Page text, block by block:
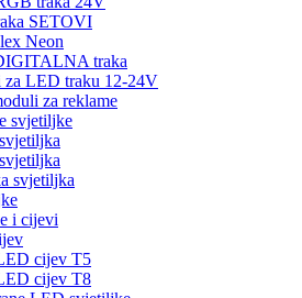
SETOVI
Neon
traka
za LED traku 12-24V
za reklame
svjetiljke
svjetiljka
i cijevi
cijev T5
cijev T8